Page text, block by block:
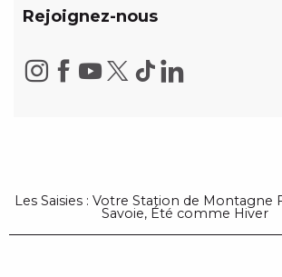
Rejoignez-nous
Les Saisies : Votre Station de Montagne
Savoie, Été comme Hiver